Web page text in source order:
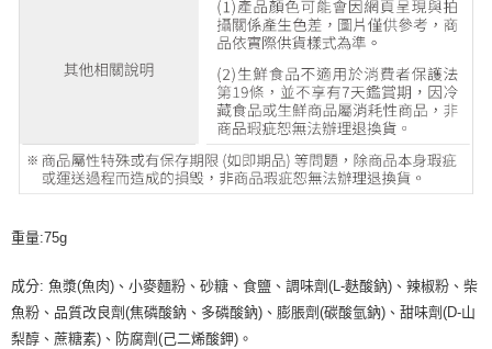
重量:75g
成分: 魚漿(魚肉)、小麥麵粉、砂糖、食鹽、調味劑(L-麩酸鈉)、辣椒粉、柴
魚粉、品質改良劑(焦磷酸鈉、多磷酸鈉)、膨脹劑(碳酸氫鈉)、甜味劑(D-山
梨醇、蔗糖素)、防腐劑(己二烯酸鉀)。